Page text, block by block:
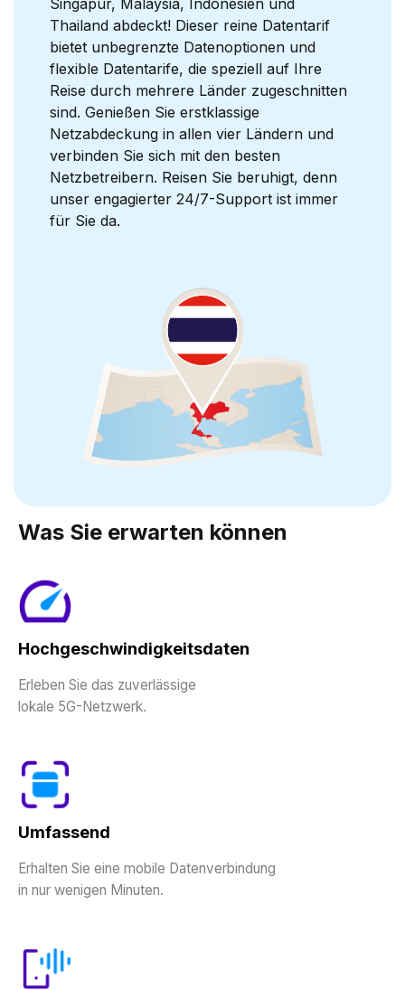
Thailand abdeckt! Dieser reine Datentarif
bietet unbegrenzte Datenoptionen und
flexible Datentarife, die speziell auf Ihre
Reise durch mehrere Länder zugeschnitten
sind. Genießen Sie erstklassige
Netzabdeckung in allen vier Ländern und
verbinden Sie sich mit den besten
Netzbetreibern. Reisen Sie beruhigt, denn
unser engagierter 24/7-Support ist immer
für Sie da.
Was Sie erwarten können
Hochgeschwindigkeitsdaten
Erleben Sie das zuverlässige
lokale 5G-Netzwerk.
Umfassend
Erhalten Sie eine mobile Datenverbindung
in nur wenigen Minuten.